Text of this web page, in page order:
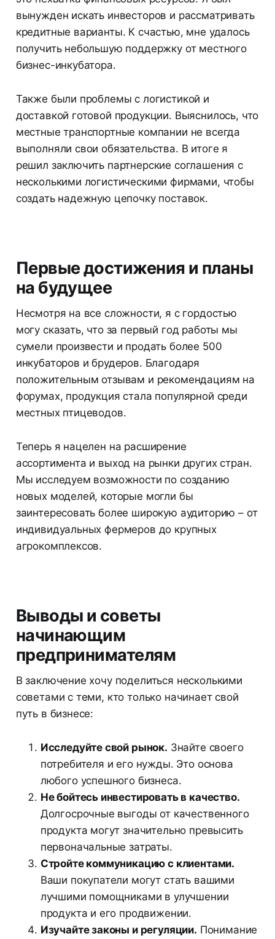
вынужден искать инвесторов и рассматривать
кредитные варианты. К счастью, мне удалось
получить небольшую поддержку от местного
бизнес-инкубатора.
Также были проблемы с логистикой и
доставкой готовой продукции. Выяснилось, что
местные транспортные компании не всегда
выполняли свои обязательства. В итоге я
решил заключить партнерские соглашения с
несколькими логистическими фирмами, чтобы
создать надежную цепочку поставок.
Первые достижения и планы
на будущее
Несмотря на все сложности, я с гордостью
могу сказать, что за первый год работы мы
сумели произвести и продать более 500
инкубаторов и брудеров. Благодаря
положительным отзывам и рекомендациям на
форумах, продукция стала популярной среди
местных птицеводов.
Теперь я нацелен на расширение
ассортимента и выход на рынки других стран.
Мы исследуем возможности по созданию
новых моделей, которые могли бы
заинтересовать более широкую аудиторию – от
индивидуальных фермеров до крупных
агрокомплексов.
Выводы и советы
начинающим
предпринимателям
В заключение хочу поделиться несколькими
советами с теми, кто только начинает свой
путь в бизнесе:
Исследуйте свой рынок. Знайте своего
потребителя и его нужды. Это основа
любого успешного бизнеса.
Не бойтесь инвестировать в качество.
Долгосрочные выгоды от качественного
продукта могут значительно превысить
первоначальные затраты.
Стройте коммуникацию с клиентами.
Ваши покупатели могут стать вашими
лучшими помощниками в улучшении
продукта и его продвижении.
Изучайте законы и регуляции. Понимание